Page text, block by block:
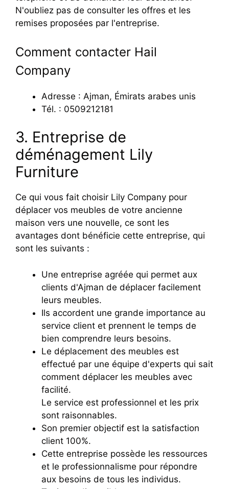
N'oubliez pas de consulter les offres et les
remises proposées par l'entreprise.
Comment contacter Hail
Company
Adresse : Ajman, Émirats arabes unis
Tél. : 0509212181
3. Entreprise de
déménagement Lily
Furniture
Ce qui vous fait choisir Lily Company pour
déplacer vos meubles de votre ancienne
maison vers une nouvelle, ce sont les
avantages dont bénéficie cette entreprise, qui
sont les suivants :
Une entreprise agréée qui permet aux
clients d'Ajman de déplacer facilement
leurs meubles.
Ils accordent une grande importance au
service client et prennent le temps de
bien comprendre leurs besoins.
Le déplacement des meubles est
effectué par une équipe d'experts qui sait
comment déplacer les meubles avec
facilité.
Le service est professionnel et les prix
sont raisonnables.
Son premier objectif est la satisfaction
client 100%.
Cette entreprise possède les ressources
et le professionnalisme pour répondre
aux besoins de tous les individus.